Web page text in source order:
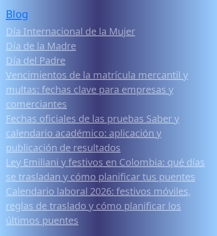
Blog
Día Internacional de la Mujer
Día de la Madre
Día del Padre
Vencimientos de la matrícula mercantil y
multas: fechas clave para empresas y
comerciantes
Fechas oficiales de las pruebas Saber y
calendario académico: aplicación y
publicación de resultados
Ley Emiliani y festivos en Colombia: qué días
se trasladan y cómo planificar tus puentes
Calendario laboral 2026: festivos móviles,
reglas de traslado y cómo planificar los
últimos puentes